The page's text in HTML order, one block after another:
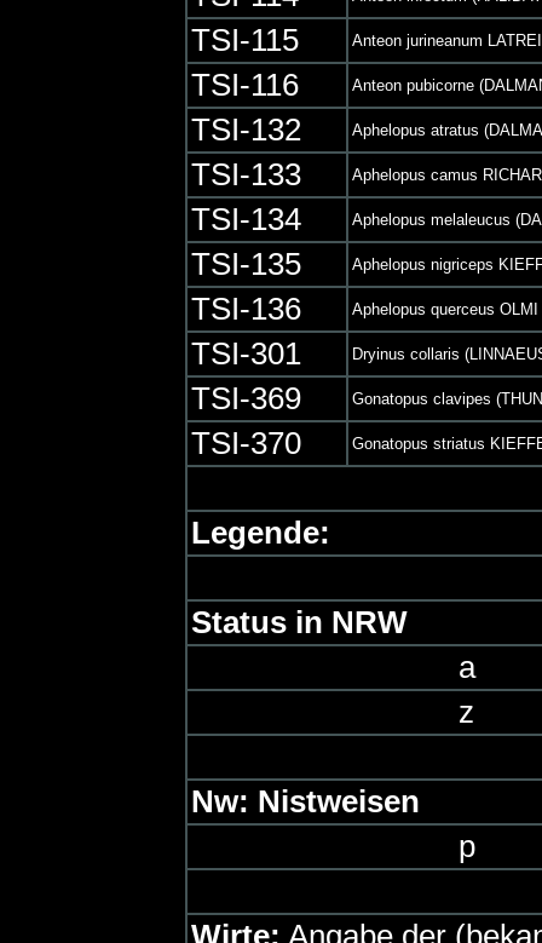
TSI-115 Anteon jurineanum
TSI-116 Anteon pubicorne
TSI-132 Aphelopus atratus
TSI-133 Aphelopus camus
TSI-134 Aphelopus melaleucus
TSI-135 Aphelopus nigriceps
TSI-136 Aphelopus querceus OLMI
TSI-301 Dryinus collaris
TSI-369 Gonatopus clavipes
TSI-370 Gonatopus striatus
Legende:
Status in NRW
a
z
Nw: Nistweisen
p
Wirte: Angabe der